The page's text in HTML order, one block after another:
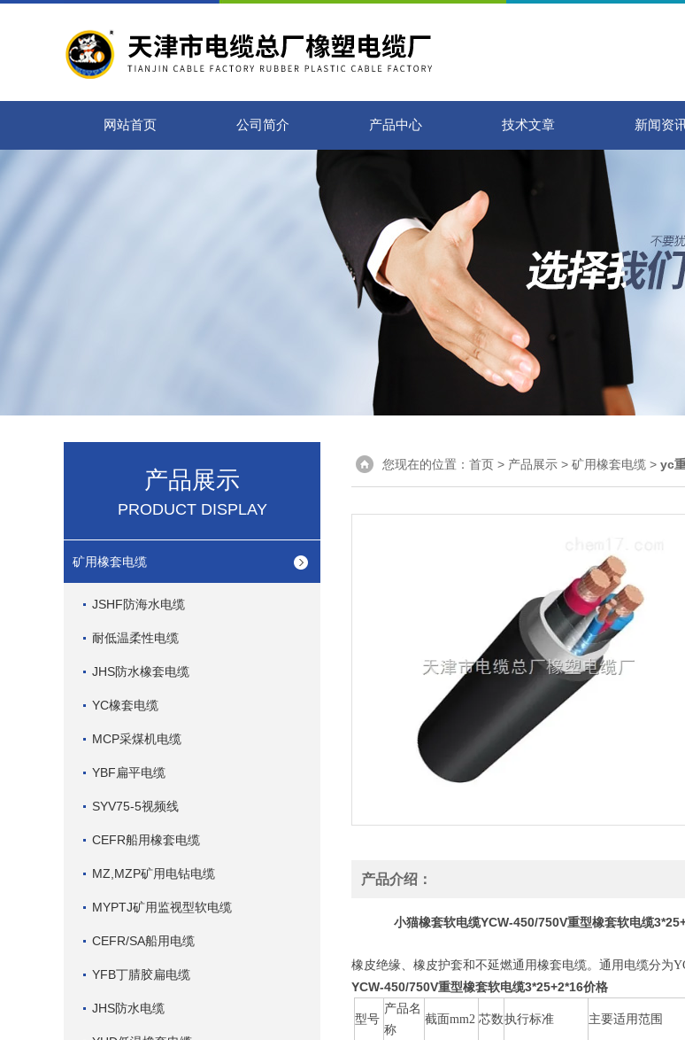
网站首页 公司简介 产品中心 技术文章 新闻资
产品展示
PRODUCT DISPLAY
矿用橡套电缆
JSHF防海水电缆
耐低温柔性电缆
JHS防水橡套电缆
YC橡套电缆
MCP采煤机电缆
YBF扁平电缆
SYV75-5视频线
CEFR船用橡套电缆
MZ,MZP矿用电钻电缆
MYPTJ矿用监视型软电缆
CEFR/SA船用电缆
YFB丁腈胶扁电缆
JHS防水电缆
您现在的位置： 首页 > 产品展示 > 矿用橡套电缆 > yc
产品介绍：
小猫橡套软电缆YCW-450/750V重型橡套软电缆
橡皮绝缘、橡皮护套和不延燃通用橡套电缆。通用电缆分为
YCW-450/750V重型橡套软电缆3*25+2*16价格
型号
产品名
称
截面mm2 芯数执行标准 主要适用范围